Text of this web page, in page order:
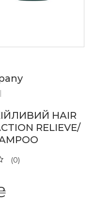
HAIR
RELIEVE/
(0)